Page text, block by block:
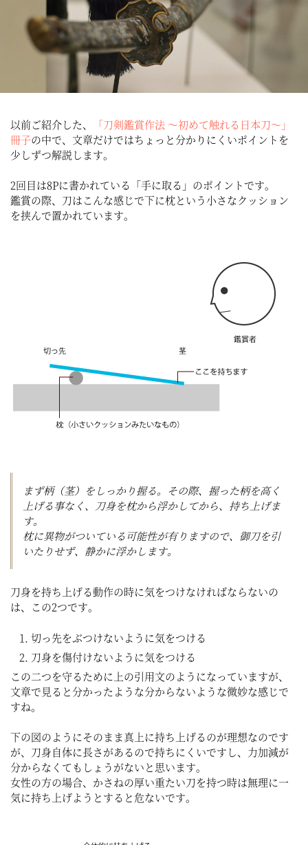
以前ご紹介した、
「刀剣鑑賞作法 〜初めて触れる日本刀〜」
冊子の中で、文章だけではちょっと分かりにくいポイントを
少しずつ解説します。
2回目は8Pに書かれている「手に取る」のポイントです。
鑑賞の際、刀はこんな感じで下に枕という小さなクッション
を挟んで置かれています。
まず柄（茎）をしっかり握る。その際、握った柄を高く
上げる事なく、刀身を枕から浮かしてから、持ち上げま
す。
枕に異物がついている可能性が有りますので、御刀を引
いたりせず、静かに浮かします。
刀身を持ち上げる動作の時に気をつけなければならないの
は、この2つです。
切っ先をぶつけないように気をつける
刀身を傷付けないように気をつける
この二つを守るために上の引用文のようになっていますが、
文章で見ると分かったような分からないような微妙な感じで
すね。
下の図のようにそのまま真上に持ち上げるのが理想なのです
が、刀身自体に長さがあるので持ちにくいですし、力加減が
分からなくてもしょうがないと思います。
女性の方の場合、かさねの厚い重たい刀を持つ時は無理に一
気に持ち上げようとすると危ないです。